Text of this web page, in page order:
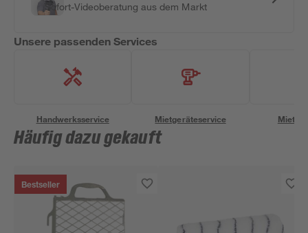
Sofort-Videoberatung aus dem Markt
Unsere passenden Services
Handwerksservice Mietgeräteservice
Häufig dazu gekauft
Bestseller